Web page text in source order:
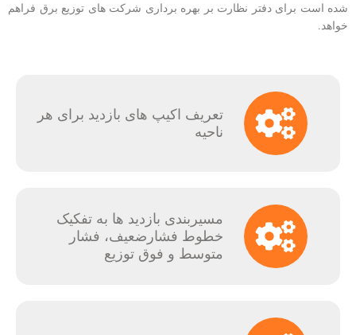
شده است برای دفتر نظارت بر بهره برداری شرکت های توزیع برق فراهم
خواهد.
تعریف اکیپ های بازدید برای هر
ناحیه
مسیربندی بازدید ها به تفکیک
خطوط فشارضعیف، فشار
متوسط و فوق توزیع